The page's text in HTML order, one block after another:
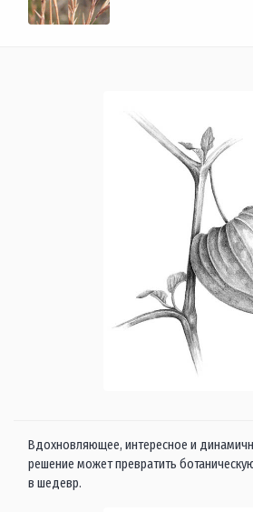
Вдохновляющее, интересное и
решение может превратить
в шедевр.